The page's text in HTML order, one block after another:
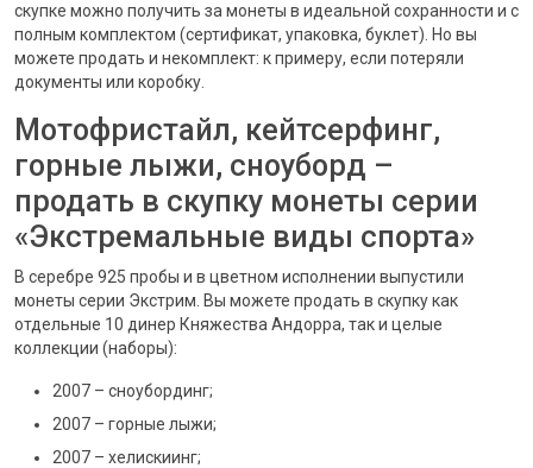
скупке можно получить за монеты в идеальной сохранности и с
полным комплектом (сертификат, упаковка, буклет). Но вы
можете продать и некомплект: к примеру, если потеряли
документы или коробку.
Мотофристайл, кейтсерфинг,
горные лыжи, сноуборд –
продать в скупку монеты серии
«Экстремальные виды спорта»
В серебре 925 пробы и в цветном исполнении выпустили
монеты серии Экстрим. Вы можете продать в скупку как
отдельные 10 динер Княжества Андорра, так и целые
коллекции (наборы):
2007 – сноубординг;
2007 – горные лыжи;
2007 – хелискиинг;